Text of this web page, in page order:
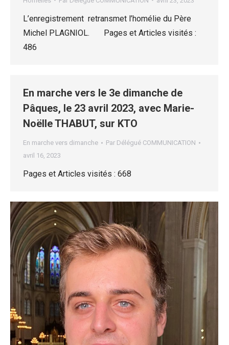
L’enregistrement retransmet l’homélie du Père
Michel PLAGNIOL. Pages et Articles visités :
486
En marche vers le 3e dimanche de
Pâques, le 23 avril 2023, avec Marie-
Noëlle THABUT, sur KTO
En marche vers dimanche Par Délégué COMMUNICATION
avril 16, 2023
Pages et Articles visités : 668